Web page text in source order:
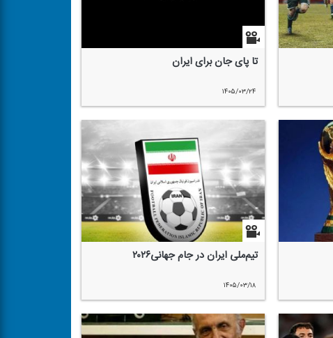
تا پای جان برای ایران
۱۴۰۵/۰۳/۲۴
تیم‌ملی ایران در جام جهانی۲۰۲۶
۱۴۰۵/۰۳/۱۸